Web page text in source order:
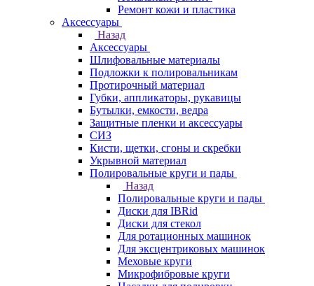
Ремонт кожи и пластика
Аксессуары
Назад
Аксессуары
Шлифовальные материалы
Подложки к полировальникам
Протирочный материал
Губки, аппликаторы, рукавицы
Бутылки, емкости, ведра
Защитные пленки и аксессуары
СИЗ
Кисти, щетки, сгоны и скребки
Укрывной материал
Полировальные круги и пады
Назад
Полировальные круги и пады
Диски для IBRid
Диски для стекол
Для ротационных машинок
Для эксцентриковых машинок
Меховые круги
Микрофибровые круги